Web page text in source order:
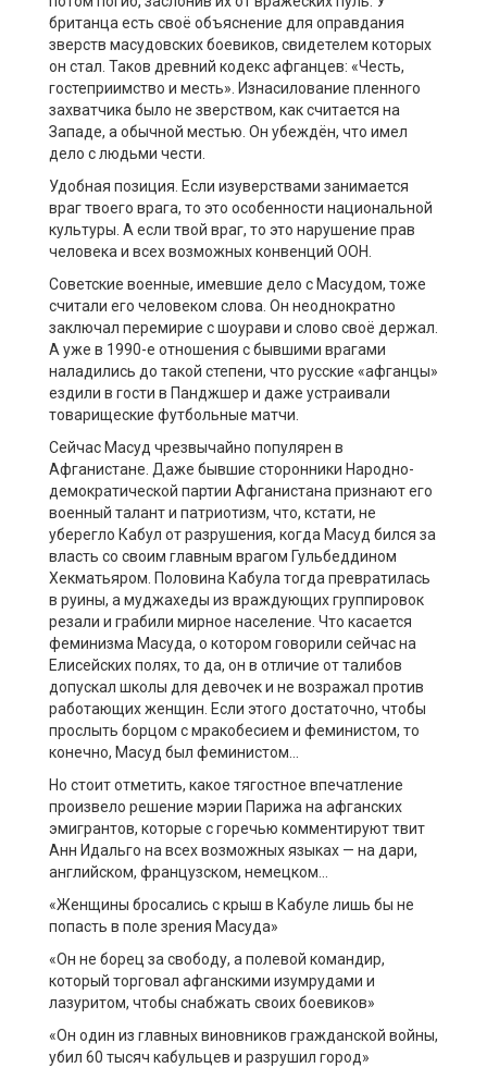
британца есть своё объяснение для оправдания
зверств масудовских боевиков, свидетелем которых
он стал. Таков древний кодекс афганцев: «Честь,
гостеприимство и месть». Изнасилование пленного
захватчика было не зверством, как считается на
Западе, а обычной местью. Он убеждён, что имел
дело с людьми чести.
Удобная позиция. Если изуверствами занимается
враг твоего врага, то это особенности национальной
культуры. А если твой враг, то это нарушение прав
человека и всех возможных конвенций ООН.
Советские военные, имевшие дело с Масудом, тоже
считали его человеком слова. Он неоднократно
заключал перемирие с шоурави и слово своё держал.
А уже в 1990-е отношения с бывшими врагами
наладились до такой степени, что русские «афганцы»
ездили в гости в Панджшер и даже устраивали
товарищеские футбольные матчи.
Сейчас Масуд чрезвычайно популярен в
Афганистане. Даже бывшие сторонники Народно-
демократической партии Афганистана признают его
военный талант и патриотизм, что, кстати, не
уберегло Кабул от разрушения, когда Масуд бился за
власть со своим главным врагом Гульбеддином
Хекматьяром. Половина Кабула тогда превратилась
в руины, а муджахеды из враждующих группировок
резали и грабили мирное население. Что касается
феминизма Масуда, о котором говорили сейчас на
Елисейских полях, то да, он в отличие от талибов
допускал школы для девочек и не возражал против
работающих женщин. Если этого достаточно, чтобы
прослыть борцом с мракобесием и феминистом, то
конечно, Масуд был феминистом…
Но стоит отметить, какое тягостное впечатление
произвело решение мэрии Парижа на афганских
эмигрантов, которые с горечью комментируют твит
Анн Идальго на всех возможных языках — на дари,
английском, французском, немецком…
«Женщины бросались с крыш в Кабуле лишь бы не
попасть в поле зрения Масуда»
«Он не борец за свободу, а полевой командир,
который торговал афганскими изумрудами и
лазуритом, чтобы снабжать своих боевиков»
«Он один из главных виновников гражданской войны,
убил 60 тысяч кабульцев и разрушил город»